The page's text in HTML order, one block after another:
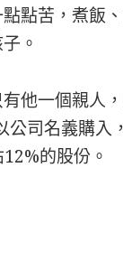
點苦，煮飯
。
他一個親人
司名義購入
的股份。